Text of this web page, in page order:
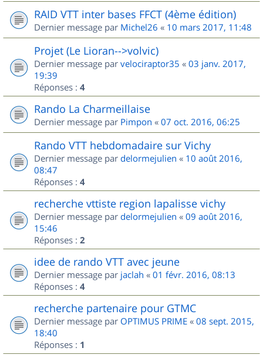
RAID VTT inter bases FFCT (4ème édition)
Dernier message par Michel26 « 10 mars 2017, 11:48
Projet (Le Lioran-->volvic)
Dernier message par velociraptor35 « 03 janv. 2017,
19:39
Réponses : 4
Rando La Charmeillaise
Dernier message par Pimpon « 07 oct. 2016, 06:25
Rando VTT hebdomadaire sur Vichy
Dernier message par delormejulien « 10 août 2016,
08:47
Réponses : 4
recherche vttiste region lapalisse vichy
Dernier message par delormejulien « 09 août 2016,
15:46
Réponses : 2
idee de rando VTT avec jeune
Dernier message par jaclah « 01 févr. 2016, 08:13
Réponses : 4
recherche partenaire pour GTMC
Dernier message par OPTIMUS PRIME « 08 sept. 2015,
18:40
Réponses : 1